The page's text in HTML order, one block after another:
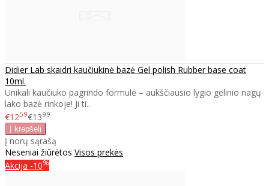
Didier Lab skaidri kaučiukinė bazė Gel polish Rubber base coat
10ml.
Unikali kaučiuko pagrindo formulė – aukščiausio lygio gelinio nagų
lako bazė rinkoje! Ji ti..
€1259€1399
Į norų sąrašą
Neseniai žiūrėtos Visos prekės
Akcija -10%